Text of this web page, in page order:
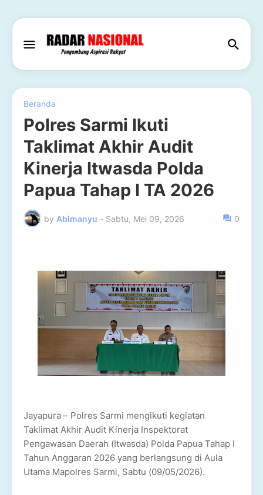
Beranda
Polres Sarmi Ikuti
Taklimat Akhir Audit
Kinerja Itwasda Polda
Papua Tahap I TA 2026
by Abimanyu - Sabtu, Mei 09, 2026 0
Jayapura – Polres Sarmi mengikuti kegiatan
Taklimat Akhir Audit Kinerja Inspektorat
Pengawasan Daerah (Itwasda) Polda Papua Tahap I
Tahun Anggaran 2026 yang berlangsung di Aula
Utama Mapolres Sarmi, Sabtu (09/05/2026).